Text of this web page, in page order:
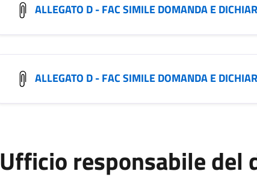
ALLEGATO D - FAC SIMILE DOMANDA E
ALLEGATO D - FAC SIMILE DOMANDA E
Ufficio responsabile del